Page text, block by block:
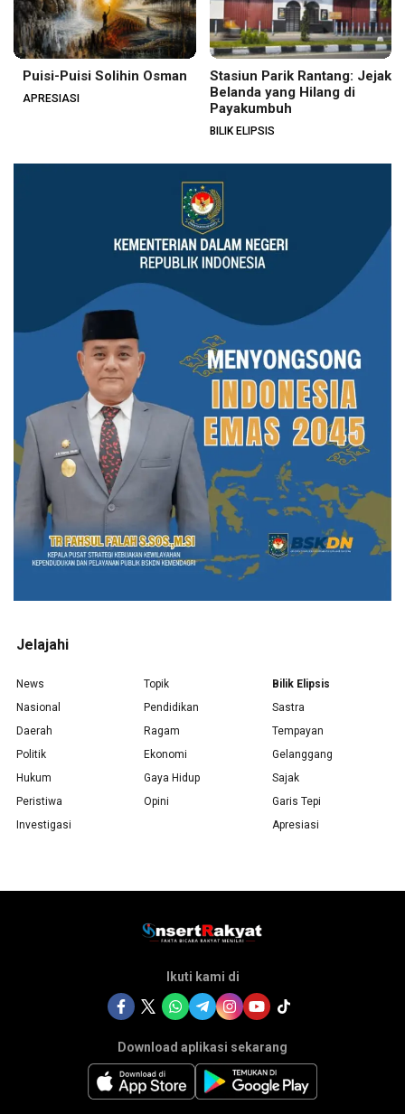
Puisi-Puisi Solihin Osman
APRESIASI
Stasiun Parik Rantang: Jejak
Belanda yang Hilang di
Payakumbuh
BILIK ELIPSIS
Jelajahi
News
Nasional
Daerah
Politik
Hukum
Peristiwa
Investigasi
Topik
Pendidikan
Ragam
Ekonomi
Gaya Hidup
Opini
Bilik Elipsis
Sastra
Tempayan
Gelanggang
Sajak
Garis Tepi
Apresiasi
Ikuti kami di
Download aplikasi sekarang